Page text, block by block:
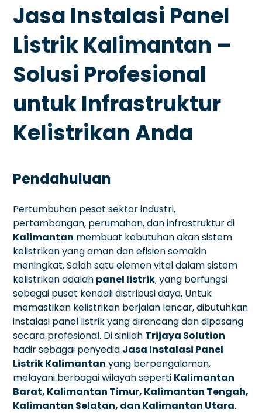
Jasa Instalasi Panel
Listrik Kalimantan –
Solusi Profesional
untuk Infrastruktur
Kelistrikan Anda
Pendahuluan
Pertumbuhan pesat sektor industri,
pertambangan, perumahan, dan infrastruktur di
Kalimantan membuat kebutuhan akan sistem
kelistrikan yang aman dan efisien semakin
meningkat. Salah satu elemen vital dalam sistem
kelistrikan adalah panel listrik, yang berfungsi
sebagai pusat kendali distribusi daya. Untuk
memastikan kelistrikan berjalan lancar, dibutuhkan
instalasi panel listrik yang dirancang dan dipasang
secara profesional. Di sinilah Trijaya Solution
hadir sebagai penyedia Jasa Instalasi Panel
Listrik Kalimantan yang berpengalaman,
melayani berbagai wilayah seperti Kalimantan
Barat, Kalimantan Timur, Kalimantan Tengah,
Kalimantan Selatan, dan Kalimantan Utara.